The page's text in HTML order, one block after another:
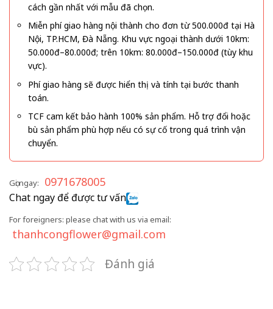
cách gần nhất với mẫu đã chọn.
Miễn phí giao hàng nội thành cho đơn từ 500.000đ tại Hà
Nội, TP.HCM, Đà Nẵng. Khu vực ngoại thành dưới 10km:
50.000đ–80.000đ; trên 10km: 80.000đ–150.000đ (tùy khu
vực).
Phí giao hàng sẽ được hiển thị và tính tại bước thanh
toán.
TCF cam kết bảo hành 100% sản phẩm. Hỗ trợ đổi hoặc
bù sản phẩm phù hợp nếu có sự cố trong quá trình vận
chuyển.
Gọi ngay: 0971678005
Chat ngay để được tư vấn
For foreigners: please chat with us via email:
thanhcongflower@gmail.com
Đánh giá